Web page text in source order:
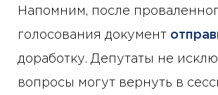
Напомним, после
голосования документ
доработку. Депутаты не
вопросы могут вернуть в